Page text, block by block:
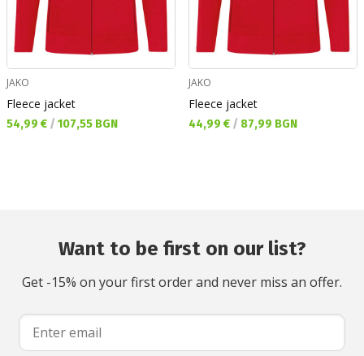
JAKO
Fleece jacket
Текуща цена:
54,99 € / 107,55 BGN
JAKO
Fleece jacket
Текуща цена:
44,99 € / 87,99 BGN
Want to be first on our list?
Get -15% on your first order and never miss an offer.